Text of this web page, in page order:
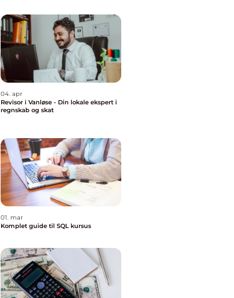
04. apr
Revisor i Vanløse - Din lokale ekspert i
regnskab og skat
01. mar
Komplet guide til SQL kursus